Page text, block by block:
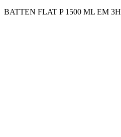
BATTEN FLAT P 1500 ML EM 3H